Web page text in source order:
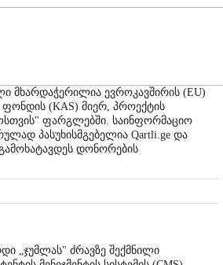
მხარდაჭერილია ევროკავშირის (EU)
(KAS) მიერ, პროექტის
ფარგლებში. საინფორმაციო
პასუხისმგებელია Qartli.ge და
დონორების
„ჯუმლას" ძრავზე შექმნილი